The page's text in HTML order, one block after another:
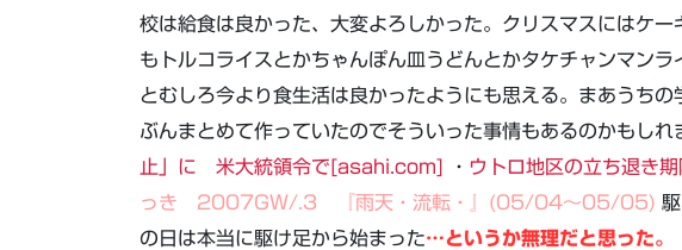
校は給食は良かった、大変よろしかった。クリスマスにはケ
もトルコライスとかちゃんぽん皿うどんとかタケチャンマン
とむしろ今より食生活は良かったようにも思える。まあうち
ぶんまとめて作っていたのでそういった事情もあるのかもしれ
止」に 米大統領令で[asahi.com]
・ ウトロ地区の立ち退き
っき 2007GW/.3 『雨天・流転・』(05/04～05/05)
の日は本当に駆け足から始まった…というか無理だと思った。